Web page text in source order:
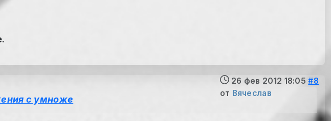
26 фев 2012 18:05 #8
от Вячеслав
с умноже